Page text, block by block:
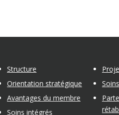
Structure
Orientation stratégique
Avantages du membre
Soins intégrés